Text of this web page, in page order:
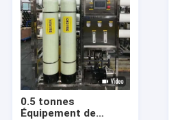
0.5 tonnes
Équipement de